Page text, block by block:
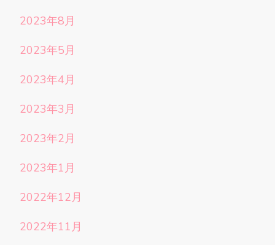
2023年8月
2023年5月
2023年4月
2023年3月
2023年2月
2023年1月
2022年12月
2022年11月